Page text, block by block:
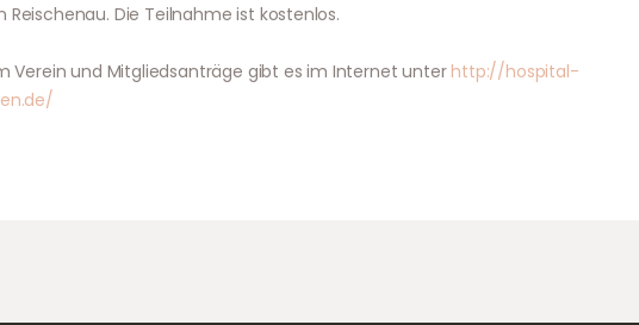
Reischenau. Die Teilnahme ist kostenlos.
Verein und Mitgliedsanträge gibt es im Internet unter http://hospital-